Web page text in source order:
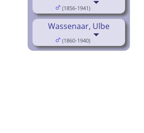
(1856-1941)
Wassenaar, Ulbe
(1860-1940)